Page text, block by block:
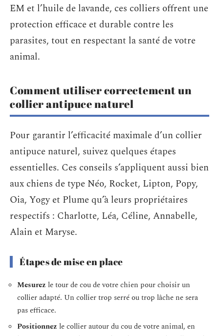
EM et l’huile de lavande, ces colliers offrent une
protection efficace et durable contre les
parasites, tout en respectant la santé de votre
animal.
Comment utiliser correctement un
collier antipuce naturel
Pour garantir l’efficacité maximale d’un collier
antipuce naturel, suivez quelques étapes
essentielles. Ces conseils s’appliquent aussi bien
aux chiens de type Néo, Rocket, Lipton, Popy,
Oia, Yogy et Plume qu’à leurs propriétaires
respectifs : Charlotte, Léa, Céline, Annabelle,
Alain et Maryse.
Étapes de mise en place
Mesurez le tour de cou de votre chien pour choisir un
collier adapté. Un collier trop serré ou trop lâche ne sera
pas efficace.
Positionnez le collier autour du cou de votre animal, en